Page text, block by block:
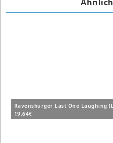
Ravensburger Last One Laughing
19,64€